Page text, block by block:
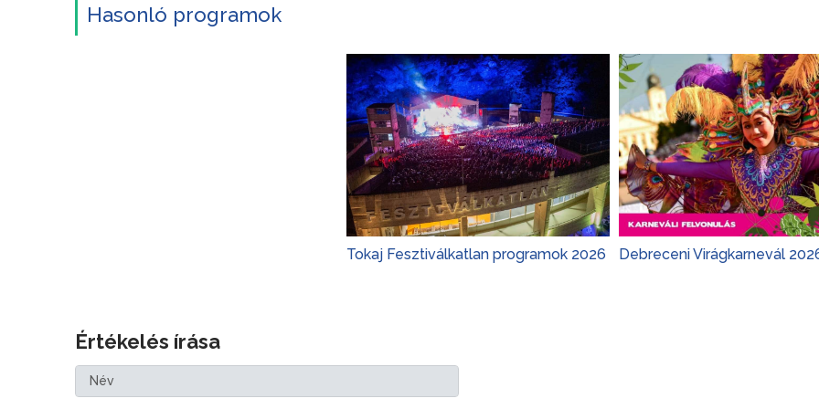
Hasonló programok
Tokaj Fesztiválkatlan programok 2026 Debreceni Virágkarnevál
Értékelés írása